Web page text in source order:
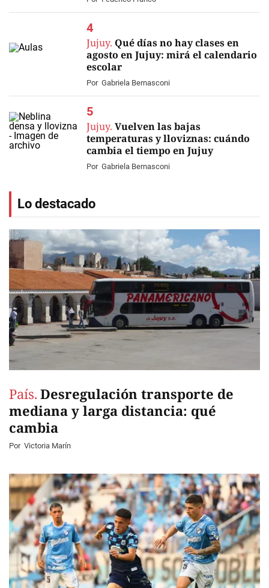
Jujuy. Qué días no hay clases en
agosto en Jujuy: mirá el calendario
escolar
Por Gabriela Bernasconi
Jujuy. Vuelven las bajas
temperaturas y lloviznas: cuándo
cambia el tiempo en Jujuy
Por Gabriela Bernasconi
Lo destacado
País. Desregulación transporte de
mediana y larga distancia: qué
cambia
Por Victoria Marín